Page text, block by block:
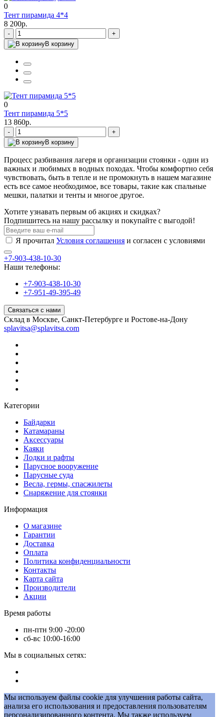
0
Тент пирамида 4*4
8 200р.
-
+
В корзину
0
Тент пирамида 5*5
13 860р.
-
+
В корзину
Процесс разбивания лагеря и организации стоянки - один из
важных и любимых в водных походах. Чтобы комфортно себя
чувствовать, быть в тепле и не промокнуть в нашем магазине
есть все самое необходимое, все товары, такие как спальные
мешки, палатки и тенты и многое другое.
Хотите узнавать первым об акциях и скидках?
Подпишитесь на нашу рассылку и покупайте с выгодой!
Я прочитал Условия соглашения и согласен с условиями
+7-903-438-10-30
Наши телефоны:
+7-903-438-10-30
+7-951-49-395-49
Связаться с нами
Склад в Москве, Санкт-Петербурге и Ростове-на-Дону
splavitsa@splavitsa.com
Категории
Байдарки
Катамараны
Аксессуары
Каяки
Лодки и рафты
Парусное вооружение
Парусные суда
Весла, гермы, спасжилеты
Снаряжение для стоянки
Информация
О магазине
Гарантии
Доставка
Оплата
Политика конфиденциальности
Контакты
Карта сайта
Производители
Акции
Время работы
пн-птн 9:00 -20:00
сб-вс 10:00-16:00
Мы в социальных сетях:
Мы используем файлы cookie для улучшения работы сайта,
анализа его использования и предоставления пользователям
персонализированного контента. Мы также используем